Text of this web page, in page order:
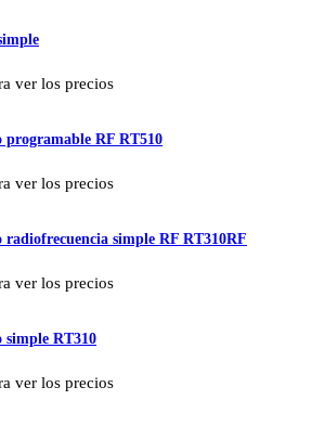
ver los precios
programable RF RT510
ver los precios
radiofrecuencia simple RF RT310RF
ver los precios
simple RT310
ver los precios